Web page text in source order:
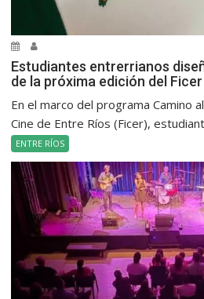
Estudiantes entrerrianos
de la próxima edición del Ficer
En el marco del programa Camino
Cine de Entre Ríos (Ficer),
ENTRE RÍOS